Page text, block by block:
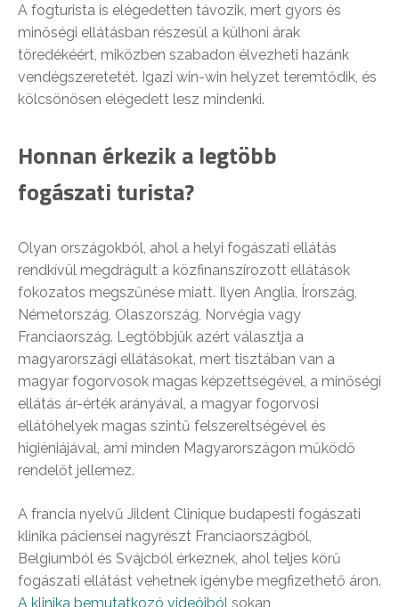
A fogturista is elégedetten távozik, mert gyors és
minőségi ellátásban részesül a külhoni árak
töredékéért, miközben szabadon élvezheti hazánk
vendégszeretetét. Igazi win-win helyzet teremtődik, és
kölcsönösen elégedett lesz mindenki.
Honnan érkezik a legtöbb
fogászati turista?
Olyan országokból, ahol a helyi fogászati ellátás
rendkívül megdrágult a közfinanszírozott ellátások
fokozatos megszűnése miatt. Ilyen Anglia, Írország,
Németország, Olaszország, Norvégia vagy
Franciaország. Legtöbbjük azért választja a
magyarországi ellátásokat, mert tisztában van a
magyar fogorvosok magas képzettségével, a minőségi
ellátás ár-érték arányával, a magyar fogorvosi
ellátóhelyek magas szintű felszereltségével és
higiéniájával, ami minden Magyarországon működő
rendelőt jellemez.
A francia nyelvű Jildent Clinique budapesti fogászati
klinika páciensei nagyrészt Franciaországból,
Belgiumból és Svájcból érkeznek, ahol teljes körű
fogászati ellátást vehetnek igénybe megfizethető áron.
A klinika bemutatkozó videóiból sokan